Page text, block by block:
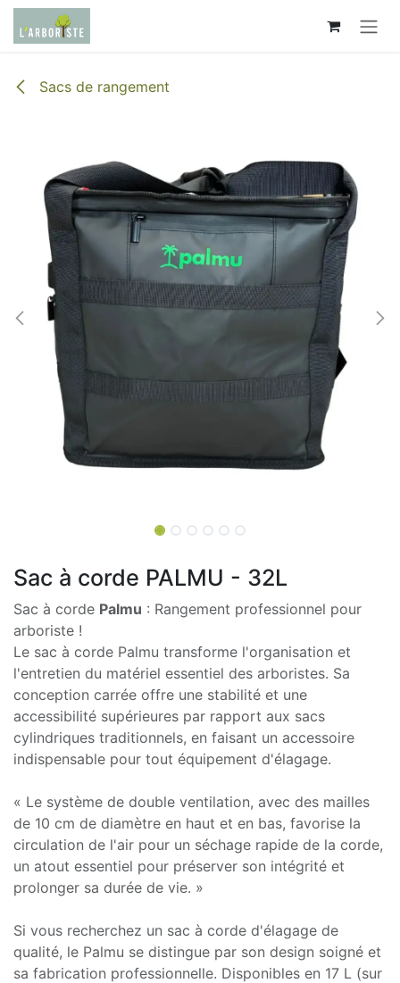
Se rendre au contenu
Sacs de rangement
Sac à corde PALMU - 32L
Sac à corde Palmu : Rangement professionnel pour
arboriste !
Le sac à corde Palmu transforme l'organisation et
l'entretien du matériel essentiel des arboristes. Sa
conception carrée offre une stabilité et une
accessibilité supérieures par rapport aux sacs
cylindriques traditionnels, en faisant un accessoire
indispensable pour tout équipement d'élagage.
« Le système de double ventilation, avec des mailles
de 10 cm de diamètre en haut et en bas, favorise la
circulation de l'air pour un séchage rapide de la corde,
un atout essentiel pour préserver son intégrité et
prolonger sa durée de vie. »
Si vous recherchez un sac à corde d'élagage de
qualité, le Palmu se distingue par son design soigné et
sa fabrication professionnelle. Disponibles en 17 L (sur